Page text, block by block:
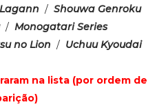
/ Shouwa Genroku
/ Monogatari Series
no Lion / Uchuu Kyoudai
na lista (por ordem de